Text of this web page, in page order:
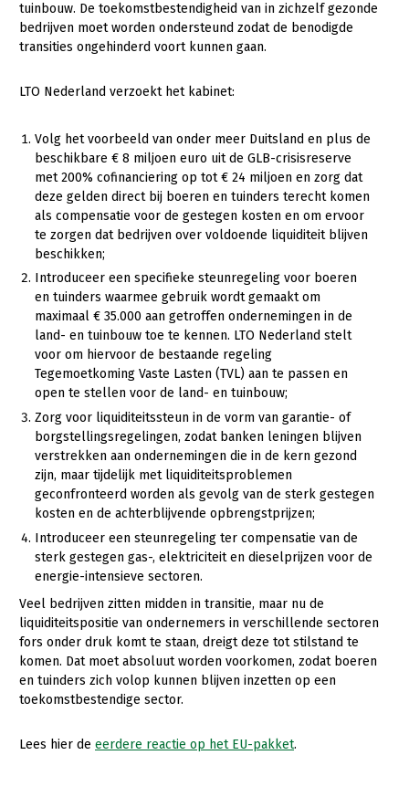
Kalverhouderij
Konijnenhouderij
Melkveehouderij
Pluimveehouderij
Schapenhouderij
Varkenshouderij
Vleesveehouderij
Biologische Landbouw
Bollenteelt
Bomen, vaste planten en zomerbloemen
Glastuinbouw
Paddenstoelen
Vollegrondsgroente
Multifunctioneel
Vrouw en Bedrijf
Onderwerpen
Webinars
Over LTO
LTO Nederland
Mensen
Bestuur en Directie
Medewerkers
Vakgroepbestuurders
Jaarverslag 2023
Vacatures
Contact
tuinbouw. De toekomstbestendigheid van in zichzelf gezonde
bedrijven moet worden ondersteund zodat de benodigde
transities ongehinderd voort kunnen gaan.
LTO Nederland verzoekt het kabinet:
Volg het voorbeeld van onder meer Duitsland en plus de
beschikbare € 8 miljoen euro uit de GLB-crisisreserve
met 200% cofinanciering op tot € 24 miljoen en zorg dat
deze gelden direct bij boeren en tuinders terecht komen
als compensatie voor de gestegen kosten en om ervoor
te zorgen dat bedrijven over voldoende liquiditeit blijven
beschikken;
Introduceer een specifieke steunregeling voor boeren
en tuinders waarmee gebruik wordt gemaakt om
maximaal € 35.000 aan getroffen ondernemingen in de
land- en tuinbouw toe te kennen. LTO Nederland stelt
voor om hiervoor de bestaande regeling
Tegemoetkoming Vaste Lasten (TVL) aan te passen en
open te stellen voor de land- en tuinbouw;
Zorg voor liquiditeitssteun in de vorm van garantie- of
borgstellingsregelingen, zodat banken leningen blijven
verstrekken aan ondernemingen die in de kern gezond
zijn, maar tijdelijk met liquiditeitsproblemen
geconfronteerd worden als gevolg van de sterk gestegen
kosten en de achterblijvende opbrengstprijzen;
Introduceer een steunregeling ter compensatie van de
sterk gestegen gas-, elektriciteit en dieselprijzen voor de
energie-intensieve sectoren.
Veel bedrijven zitten midden in transitie, maar nu de
liquiditeitspositie van ondernemers in verschillende sectoren
fors onder druk komt te staan, dreigt deze tot stilstand te
komen. Dat moet absoluut worden voorkomen, zodat boeren
en tuinders zich volop kunnen blijven inzetten op een
toekomstbestendige sector.
Lees hier de eerdere reactie op het EU-pakket.